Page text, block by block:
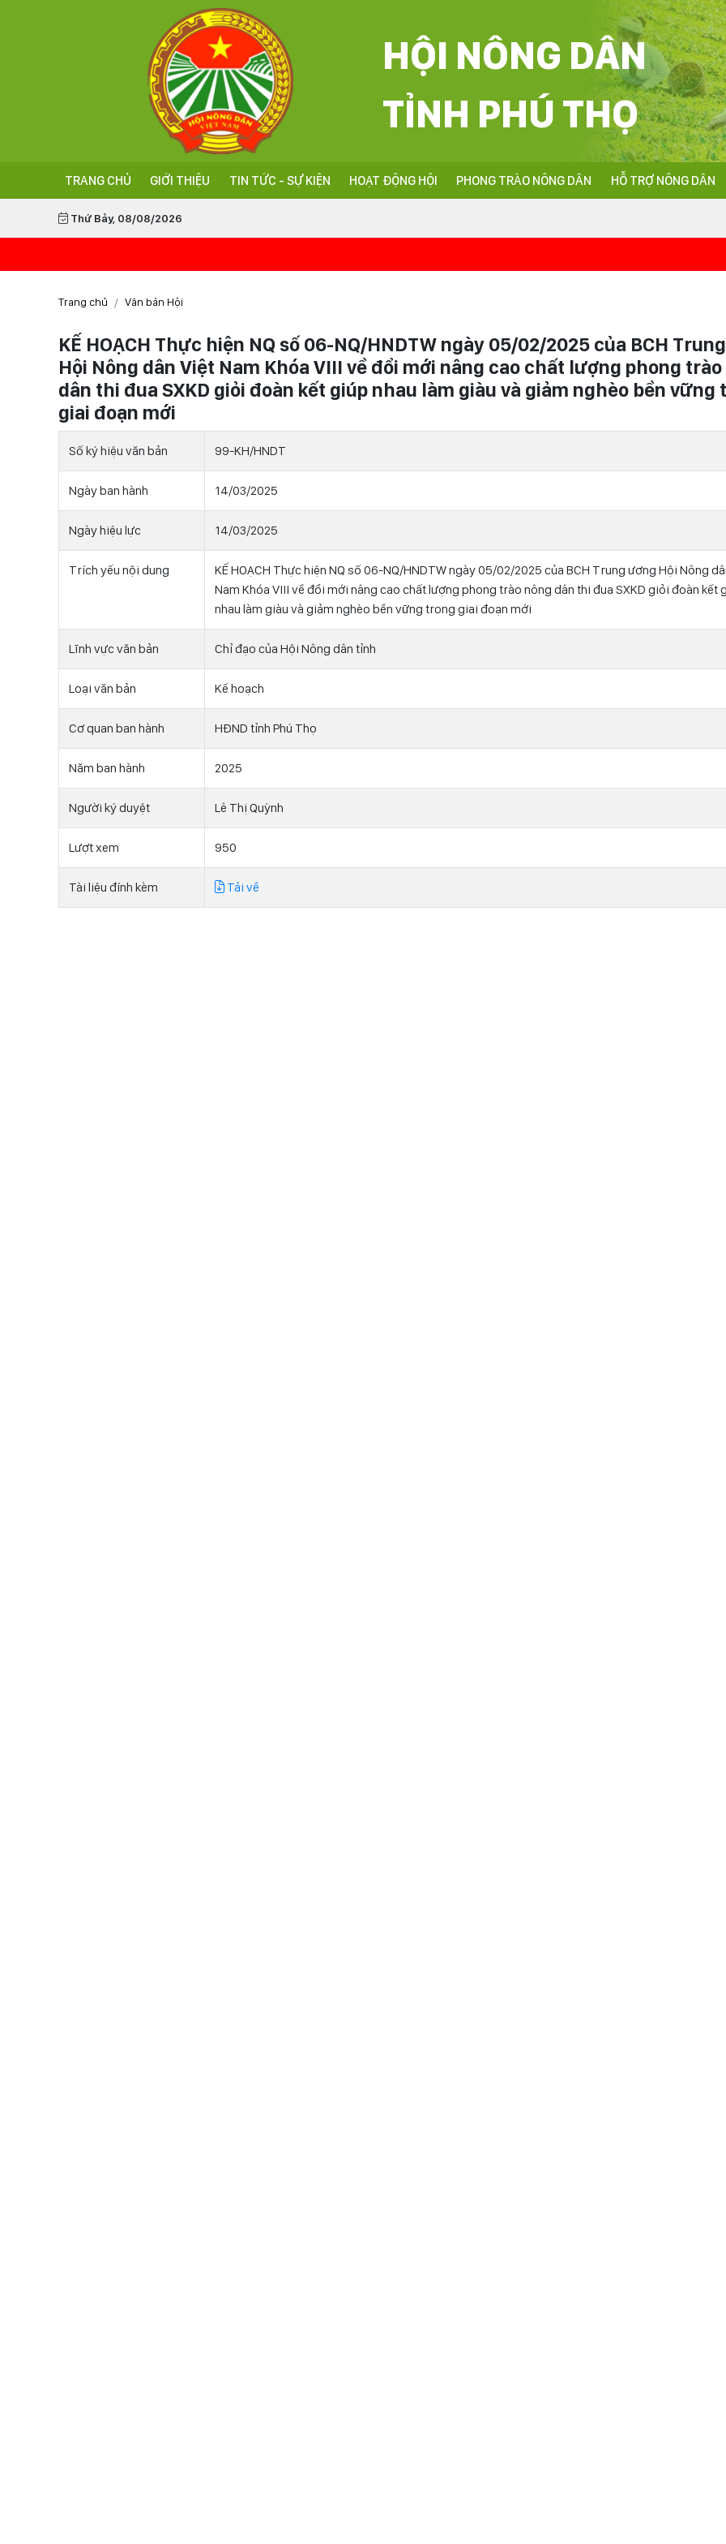
HỘI NÔNG DÂN
TỈNH PHÚ THỌ
TRANG CHỦ GIỚI THIỆU TIN TỨC - SỰ KIỆN HOẠT ĐỘNG HỘI PHONG TRÀO NÔNG DÂN HỖ TRỢ NÔNG DÂN
Thứ Bảy, 08/08/2026
Trang chủ Văn bản Hội
KẾ HOẠCH Thực hiện NQ số 06-NQ/HNDTW ngày 05/02/2025 của BCH
Hội Nông dân Việt Nam Khóa VIII về đổi mới nâng cao chất lượng phong
dân thi đua SXKD giỏi đoàn kết giúp nhau làm giàu và giảm nghèo bền vững
giai đoạn mới
Số ký hiệu văn bản 99-KH/HNDT
Ngày ban hành 14/03/2025
Ngày hiệu lực 14/03/2025
Trích yếu nội dung
KẾ HOẠCH Thực hiện NQ số 06-NQ/HNDTW ngày 05/02/2025 của BCH Trung ương Hội Nông
Nam Khóa VIII về đổi mới nâng cao chất lượng phong trào nông dân thi đua SXKD giỏi đoàn kết
nhau làm giàu và giảm nghèo bền vững trong giai đoạn mới
Lĩnh vực văn bản Chỉ đạo của Hội Nông dân tỉnh
Loại văn bản Kế hoạch
Cơ quan ban hành HĐND tỉnh Phú Thọ
Năm ban hành 2025
Người ký duyệt Lê Thị Quỳnh
Lượt xem 950
Tài liệu đính kèm Tải về